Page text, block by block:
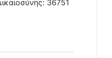
36751